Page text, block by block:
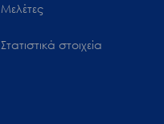
Μελέτες
Στατιστικά στοιχεία